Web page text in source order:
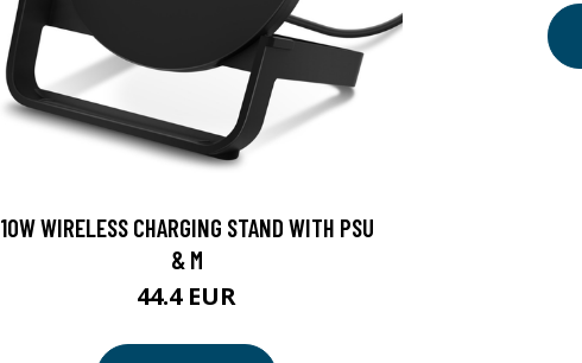
10W WIRELESS CHARGING STAND WITH PSU
& M
44.4 EUR